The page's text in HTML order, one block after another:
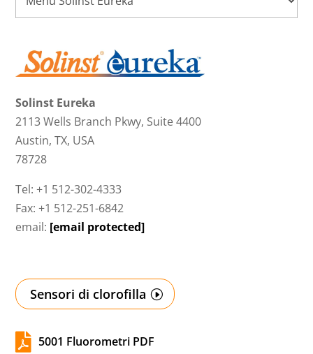
Solinst Eureka
2113 Wells Branch Pkwy, Suite 4400
Austin, TX, USA
78728
Tel: +1 512-302-4333
Fax: +1 512-251-6842
email: [email protected]
Sensori di clorofilla
 5001 Fluorometri PDF